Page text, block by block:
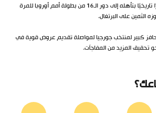
حقق منتخب جورجيا إنجازًا تاريخيًا بتأهله إلى دور الـ16 من بطولة أمم أوروبا للمرة
الثمين على البرتغال.
حافز كبير لمنتخب جورجيا لمواصلة تقديم عروض قوية في
تحقيق المزيد من المفاجآت.